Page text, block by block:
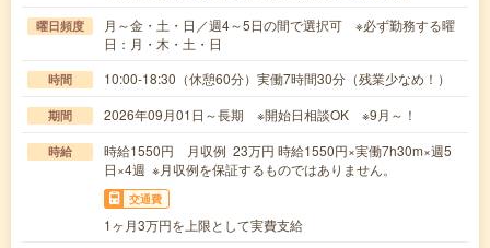
曜日頻度
月～金・土・日／週4～5日の間で選択可 ※必ず勤務する曜
日：月・木・土・日
時間 10:00-18:30（休憩60分）実働7時間30分（残業少なめ！）
期間 2026年09月01日～長期 ※開始日相談OK ※9月～！
時給
時給1550円 月収例 23万円 時給1550円×実働7h30m×週5
日×4週 ※月収例を保証するものではありません。
交通費
1ヶ月3万円を上限として実費支給